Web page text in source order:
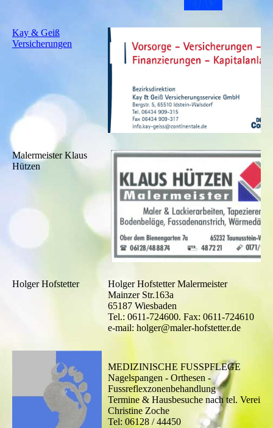
Kay & Geiß
Versicherungen
Malermeister Klaus
Hützen
Holger Hofstetter
Holger Hofstetter Malermeister
Mainzer Str.163a
65187 Wiesbaden
Tel.: 0611-724600. Fax: 0611-724610
e-mail: holger@maler-hofstetter.de
MEDIZINISCHE FUSSPFLEGE
Nagelspangen - Orthesen -
Fussreflexzonenbehandlung
Termine & Hausbesuche nach tel.
Christine Zoche
Tel: 06128 / 44450